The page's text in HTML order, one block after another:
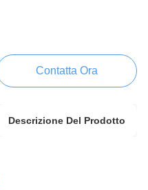
Contatta Ora
Descrizione Del Prodotto